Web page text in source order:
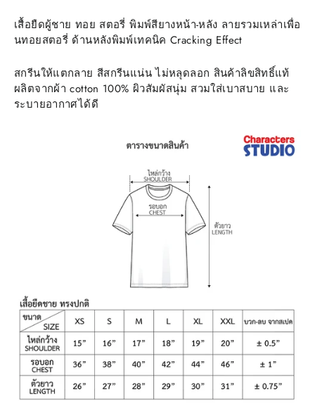
เสื้อยืดผู้ชาย ทอย สตอรี่ พิมพ์สียางหน้า-หลัง ลายรวมเหล่าเพื่อ
นทอยสตอรี่ ด้านหลังพิมพ์เทคนิค Cracking Effect
สกรีนให้แตกลาย สีสกรีนแน่น ไม่หลุดลอก สินค้าลิขสิทธิ์แท้
ผลิตจากผ้า cotton 100% ผิวสัมผัสนุ่ม สวมใส่เบาสบาย และ
ระบายอากาศได้ดี